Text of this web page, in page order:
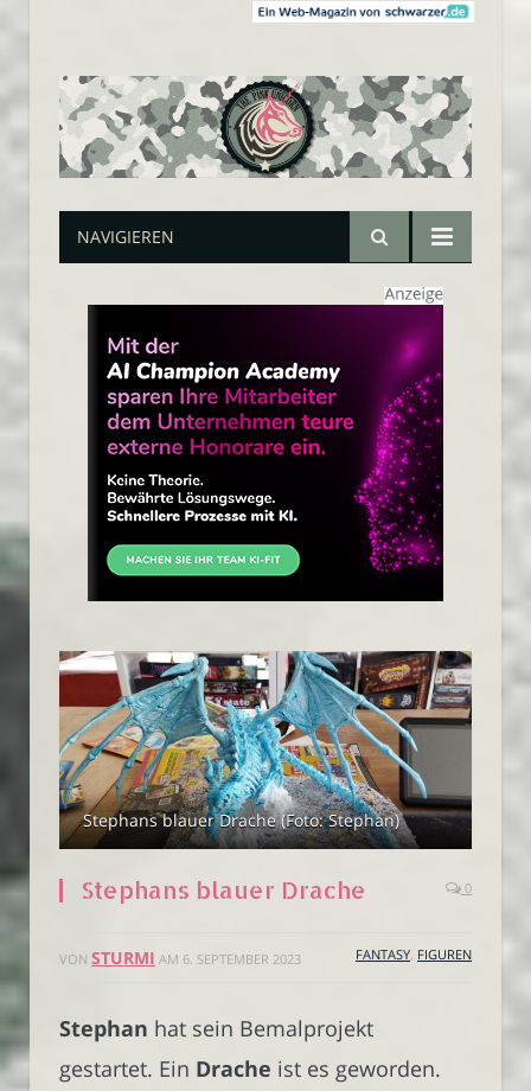
NAVIGIEREN
Stephans blauer Drache (Foto: Stephan)
Stephans blauer Drache 0
VON STURMI AM 6. SEPTEMBER 2023 FANTASY FIGUREN
Stephan hat sein Bemalprojekt
gestartet. Ein Drache ist es geworden.